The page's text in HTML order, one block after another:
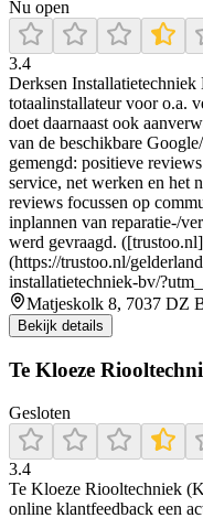
Nu open
3.4
Derksen
totaalinstallateur voor o.a.
doet daarnaast ook
van de beschikbare
gemengd: positieve
service, net werken en het
reviews focussen op
inplannen van reparatie-/
werd gevraagd. ([trustoo.nl]
(https://trustoo.nl/
installatietechniek-bv/
Matjeskolk 8, 7037 DZ
Bekijk details
Te Kloeze
Gesloten
3.4
Te Kloeze Riooltechniek
online klantfeedback een